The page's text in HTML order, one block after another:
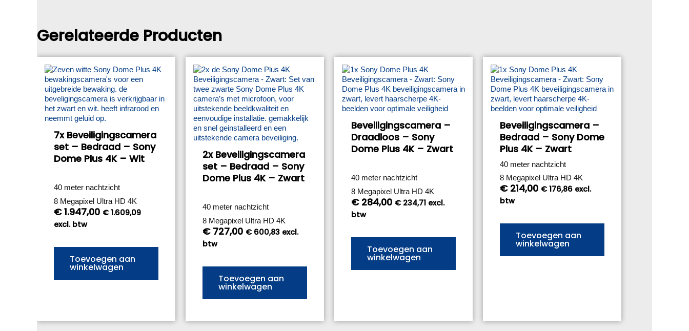
Gerelateerde Producten
7x Beveiligingscamera
set – Bedraad – Sony
Dome Plus 4K – Wit
40 meter nachtzicht
8 Megapixel Ultra HD 4K
€1.947,00 €1.609,09
excl. btw
Toevoegen aan
winkelwagen
2x Beveiligingscamera
set – Bedraad – Sony
Dome Plus 4K – Zwart
40 meter nachtzicht
8 Megapixel Ultra HD 4K
€727,00 €600,83 excl.
btw
Toevoegen aan
winkelwagen
Beveiligingscamera –
Draadloos – Sony
Dome Plus 4K – Zwart
40 meter nachtzicht
8 Megapixel Ultra HD 4K
€284,00 €234,71 excl.
btw
Toevoegen aan
winkelwagen
Beveiligingscamera –
Bedraad – Sony Dome
Plus 4K – Zwart
40 meter nachtzicht
8 Megapixel Ultra HD 4K
€214,00 €176,86 excl.
btw
Toevoegen aan
winkelwagen